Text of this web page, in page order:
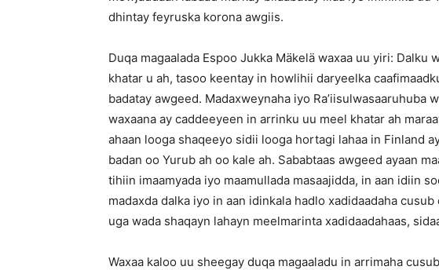
dhintay feyruska korona awgiis.
Duqa magaalada Espoo Jukka Mäkelä waxaa uu yiri: Dalku
khatar u ah, tasoo keentay in howlihii daryeelka
badatay awgeed. Madaxweynaha iyo Ra’iisulwasaaruhuba
waxaana ay caddeeyeen in arrinku uu meel khatar ah
ahaan looga shaqeeyo sidii looga hortagi lahaa in Finland
badan oo Yurub ah oo kale ah. Sababtaas awgeed ayaan
tihiin imaamyada iyo maamullada masaajidda, in aan idiin
madaxda dalka iyo in aan idinkala hadlo xadidaadaha
uga wada shaqayn lahayn meelmarinta xadidaadahaas,
Waxaa kaloo uu sheegay duqa magaaladu in arrimaha